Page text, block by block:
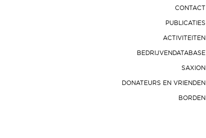
CONTACT
PUBLICATIES
ACTIVITEITEN
BEDRIJVENDATABASE
SAXION
DONATEURS EN VRIENDEN
BORDEN